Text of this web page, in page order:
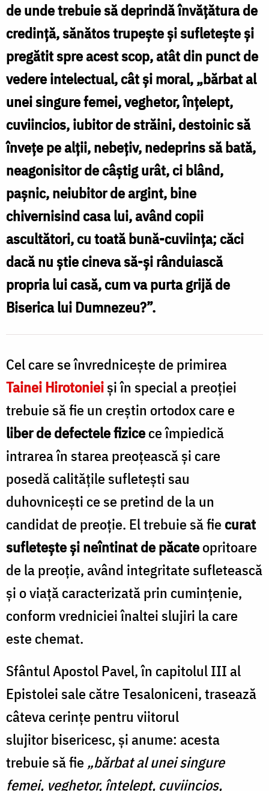
pregătesc
pentru
Taina
Hirotoniei
/
Foto:
Ștefan
Cojocariu
de unde trebuie să deprindă învățătura de
credință, sănătos trupește și sufletește și
pregătit spre acest scop, atât din punct de
vedere intelectual, cât și moral, „bărbat al
unei singure femei, veghetor, înţelept,
cuviincios, iubitor de străini, destoinic să
înveţe pe alţii, nebeţiv, nedeprins să bată,
neagonisitor de câştig urât, ci blând,
paşnic, neiubitor de argint, bine
chivernisind casa lui, având copii
ascultători, cu toată bună-cuviinţa; căci
dacă nu ştie cineva să-şi rânduiască
propria lui casă, cum va purta grijă de
Biserica lui Dumnezeu?”.
Cel care se învrednicește de primirea
Tainei Hirotonieiși în special a preoției
trebuie să fie un creștin ortodox care e
liber de defectele fizicece împiedică
intrarea în starea preoțească și care
posedă calitățile sufletești sau
duhovnicești ce se pretind de la un
candidat de preoție. El trebuie să fiecurat
sufletește și neîntinat de păcateopritoare
de la preoție, având integritate sufletească
și o viață caracterizată prin cumințenie,
conform vredniciei înaltei slujiri la care
este chemat.
Sfântul Apostol Pavel, în capitolul III al
Epistolei sale către Tesaloniceni, trasează
câteva cerințe pentru viitorul
slujitor bisericesc, și anume: acesta
trebuie să fie „bărbat al unei singure
femei, veghetor, înţelept, cuviincios,